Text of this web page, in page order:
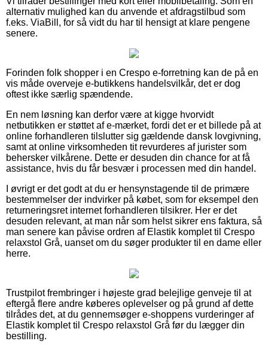
alternativ mulighed kan du anvende et afdragstilbud som
f.eks. ViaBill, for så vidt du har til hensigt at klare pengene
senere.
Forinden folk shopper i en Crespo e-forretning kan de på en
vis måde overveje e-butikkens handelsvilkår, det er dog
oftest ikke særlig spændende.
En nem løsning kan derfor være at kigge hvorvidt
netbutikken er støttet af e-mærket, fordi det er et billede på at
online forhandleren tilslutter sig gældende dansk lovgivning,
samt at online virksomheden tit revurderes af jurister som
behersker vilkårene. Dette er desuden din chance for at få
assistance, hvis du får besvær i processen med din handel.
I øvrigt er det godt at du er hensynstagende til de primære
bestemmelser der indvirker på købet, som for eksempel den
returneringsret internet forhandleren tilsikrer. Her er det
desuden relevant, at man når som helst sikrer ens faktura, så
man senere kan påvise ordren af Elastik komplet til Crespo
relaxstol Grå, uanset om du søger produkter til en dame eller
herre.
Trustpilot frembringer i højeste grad belejlige genveje til at
eftergå flere andre køberes oplevelser og på grund af dette
tilrådes det, at du gennemsøger e-shoppens vurderinger af
Elastik komplet til Crespo relaxstol Grå før du lægger din
bestilling.